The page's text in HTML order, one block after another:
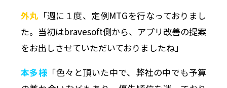
外丸 「週に１度、定例MTGを行なっておりまし
た。当初はbravesoft側から、アプリ改善の提案
をお出しさせていただいておりましたね」
本多様 「色々と頂いた中で、弊社の中でも予算